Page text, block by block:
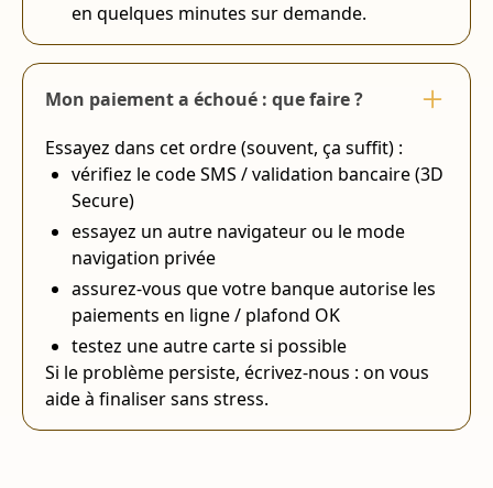
en quelques minutes sur demande.
Mon paiement a échoué : que faire ?
Essayez dans cet ordre (souvent, ça suffit) :
vérifiez le code SMS / validation bancaire (3D
Secure)
essayez un autre navigateur ou le mode
navigation privée
assurez-vous que votre banque autorise les
paiements en ligne / plafond OK
testez une autre carte si possible
Si le problème persiste, écrivez-nous : on vous
aide à finaliser sans stress.